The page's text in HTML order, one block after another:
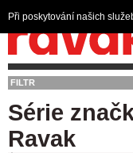
FILTR
Série
Ravak
Při poskytování našich